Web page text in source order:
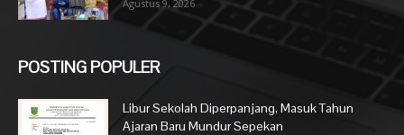
Agustus 9, 2026
POSTING POPULER
Libur Sekolah Diperpanjang, Masuk Tahun
Ajaran Baru Mundur Sepekan